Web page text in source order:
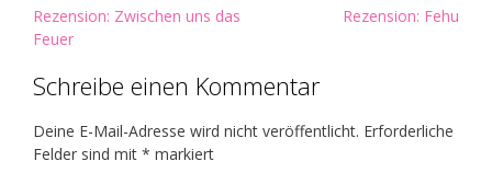
Post
navigation
Rezension: Zwischen uns das
Feuer
Rezension: Fehu
Schreibe einen Kommentar
Deine E-Mail-Adresse wird nicht veröffentlicht. Erforderliche
Felder sind mit * markiert